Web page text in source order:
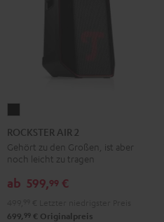
AIR
2
Schwarz
ROCKSTER AIR 2
Gehört zu den Großen, ist aber
noch leicht zu tragen
ab 599,99 €
699, 99 € Originalpreis